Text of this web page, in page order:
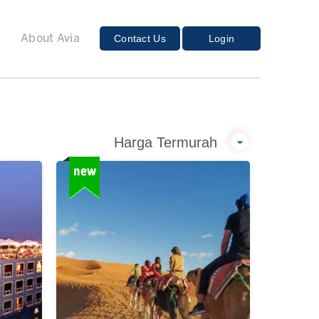
About Avia Contact Us Login
Harga Termurah